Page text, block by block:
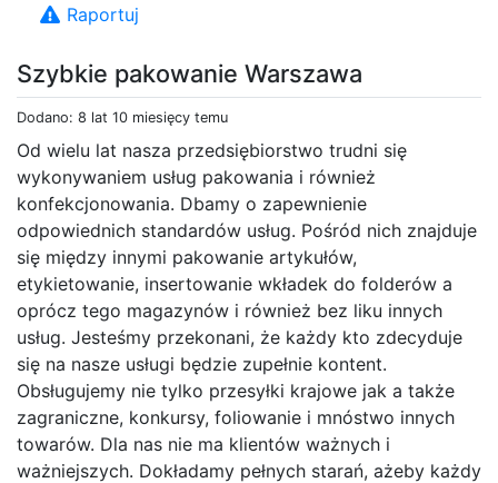
Szybkie pakowanie Warszawa
Dodano: 8 lat 10 miesięcy temu
Od wielu lat nasza przedsiębiorstwo trudni się
wykonywaniem usług pakowania i również
konfekcjonowania. Dbamy o zapewnienie
odpowiednich standardów usług. Pośród nich znajduje
się między innymi pakowanie artykułów,
etykietowanie, insertowanie wkładek do folderów a
oprócz tego magazynów i również bez liku innych
usług. Jesteśmy przekonani, że każdy kto zdecyduje
się na nasze usługi będzie zupełnie kontent.
Obsługujemy nie tylko przesyłki krajowe jak a także
zagraniczne, konkursy, foliowanie i mnóstwo innych
towarów. Dla nas nie ma klientów ważnych i
ważniejszych. Dokładamy pełnych starań, ażeby każdy
Raportuj